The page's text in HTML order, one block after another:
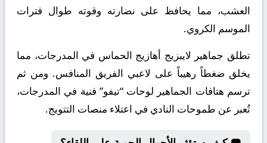
العشب، مما يحافظ على نضارته وقوته طوال فترات
الموسم الكروي.
تطلق جماهير لايبزيج أهازيج الحماس في المدرجات، مما
يخلق ضغطاً رهيباً على لاعبي الفريق المنافس. ومن ثم
ترسم هتافات الجماهير لوحات “تيفو” فنية في المدرجات،
تُعبر عن طموحات النادي في اعتلاء منصات التتويج.